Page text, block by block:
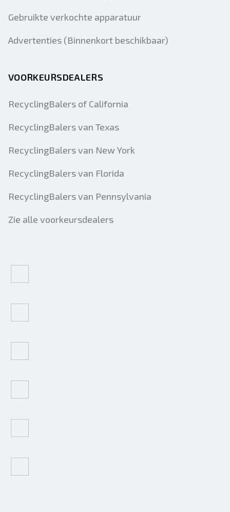
Gebruikte verkochte apparatuur
Advertenties (Binnenkort beschikbaar)
VOORKEURSDEALERS
RecyclingBalers of California
RecyclingBalers van Texas
RecyclingBalers van New York
RecyclingBalers van Florida
RecyclingBalers van Pennsylvania
Zie alle voorkeursdealers